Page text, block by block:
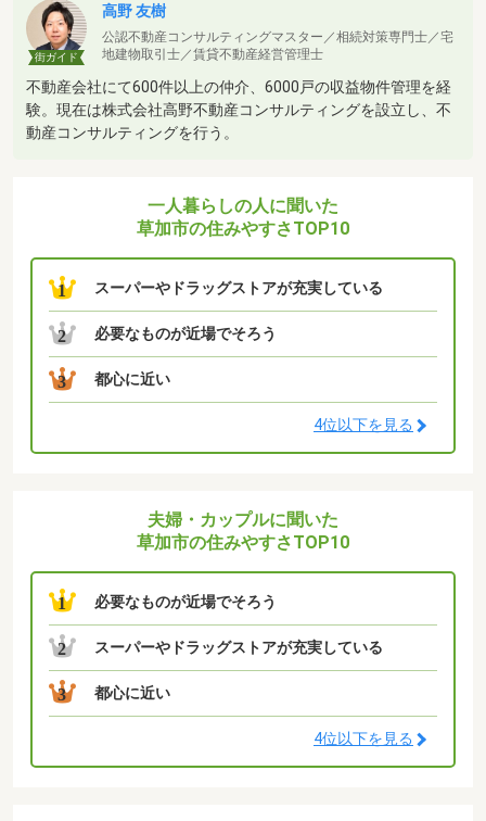
街ガイド
高野 友樹
公認不動産コンサルティングマスター／相続対策専門士／宅
地建物取引士／賃貸不動産経営管理士
不動産会社にて600件以上の仲介、6000戸の収益物件管理を経
験。現在は株式会社高野不動産コンサルティングを設立し、不
動産コンサルティングを行う。
一人暮らしの人に聞いた
草加市の住みやすさTOP10
1 スーパーやドラッグストアが充実している
2 必要なものが近場でそろう
3 都心に近い
4位以下を見る
夫婦・カップルに聞いた
草加市の住みやすさTOP10
1 必要なものが近場でそろう
2 スーパーやドラッグストアが充実している
3 都心に近い
4位以下を見る